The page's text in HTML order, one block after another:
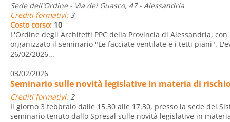
Sede dell'Ordine - Via dei Guasco, 47 - Alessandria
Crediti formativi:3
Costo corso: 10
L'Ordine degli Architetti PPC della Provincia di Alessandria,
organizzato il seminario "Le facciate ventilate e i tetti piani".
26/02/2026...
03/02/2026
Seminario sulle novità legislative in materia di
Crediti formativi:2
Il giorno 3 febbraio dalle 15.30 alle 17.30, presso la sede del
seminario tenuto dallo Spresal sulle novità legislative in